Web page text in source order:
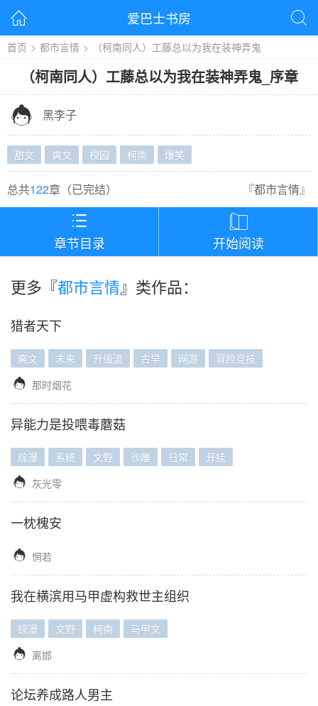
 爱巴士书房 
首页 > 都市言情 > （柯南同人）工藤总以为我在装神弄鬼
（柯南同人）工藤总以为我在装神弄鬼_ 序章
 黑李子
甜文 爽文 校园 柯南 爆笑
总共122章（已完结） 『都市言情』

章节目录

开始阅读
更多『都市言情』类作品：
猎者天下
爽文 未来 升级流 古早 网游 冒险竞技
 那时烟花
异能力是投喂毒蘑菇
综漫 系统 文野 沙雕 日常 开挂
 灰光零
一枕槐安
 惘若
我在横滨用马甲虚构救世主组织
综漫 文野 柯南 马甲文
 离邯
论坛养成路人男主